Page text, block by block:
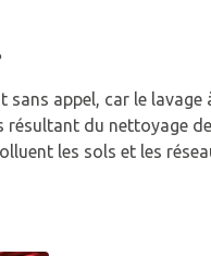
sans appel, car le
résultant du nettoyage
les sols et les